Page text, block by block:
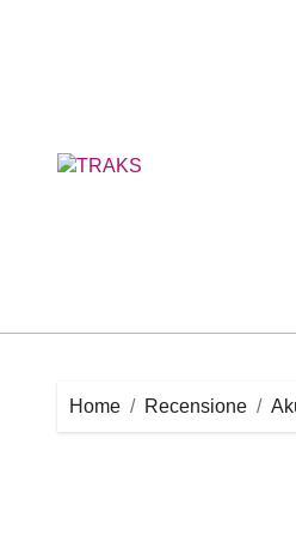
Home Recensione